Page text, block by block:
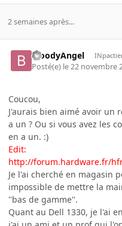
2 semaines après...
BloodyAngel
Posté(e) le 22 novembre
Coucou,
J'aurais bien aimé avoir un
a un ? Ou si vous avez les
en a un. :)
Edit:
http://forum.hardware.fr/
Je l'ai cherché en magasin
impossible de mettre la
''bas de gamme''.
Quant au Dell 1330, je l'ai